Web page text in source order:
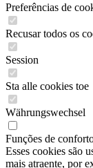
Preferências de
Recusar todos os
Session
Sta alle cookies toe
Währungswechsel
Funções de
Esses cookies são
mais atraente, por